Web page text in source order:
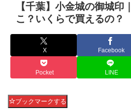
【千葉】小金城の御城印
こ？いくらで買えるの？
X Facebook
Pocket LINE
ブックマークする